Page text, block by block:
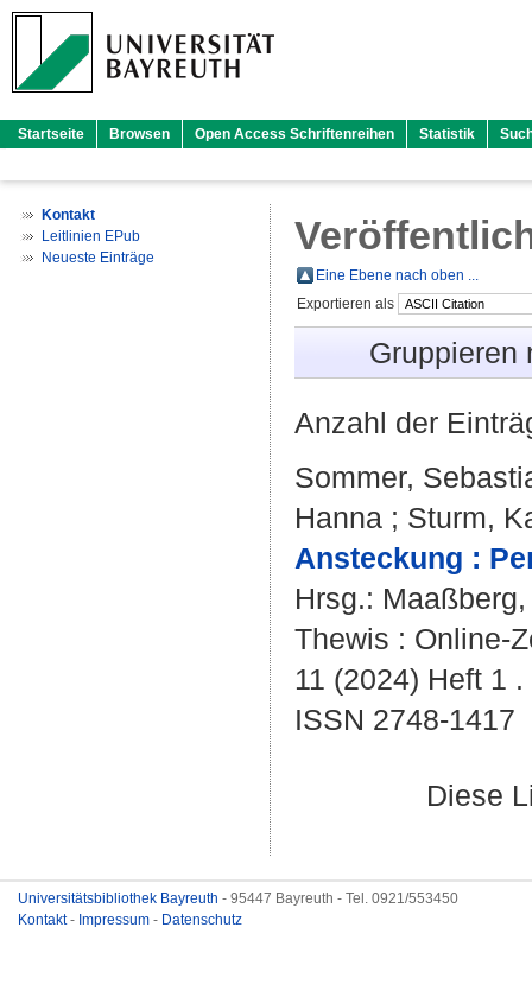
Startseite Browsen Open Access Schriftenreihen Statistik
Kontakt
Leitlinien EPub
Neueste Einträge
Eine Ebene nach oben ...
Exportieren als
Anzahl der
Sommer,
Hanna ; Sturm,
Ansteckung :
Hrsg.:
Thewis : Online-
11 (2024) Heft 1
ISSN 2748-1417
Diese
Universitätsbibliothek Bayreuth - 95447 Bayreuth - Tel. 0921/553450
Kontakt- Impressum - Datenschutz